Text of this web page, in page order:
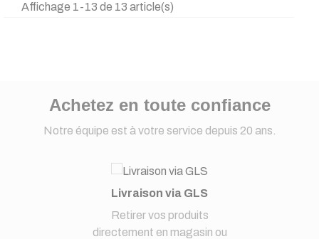
Affichage 1-13 de 13 article(s)
Achetez en toute confiance
Notre équipe est à votre service depuis 20 ans.
Livraison via GLS
Retirer vos produits
directement en magasin ou